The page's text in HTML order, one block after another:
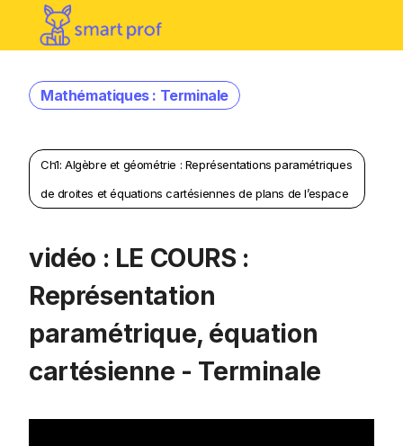
Mathématiques : Terminale
Ch1: Algèbre et géométrie : Représentations paramétriques
de droites et équations cartésiennes de plans de l’espace
vidéo : LE COURS :
Représentation
paramétrique, équation
cartésienne - Terminale